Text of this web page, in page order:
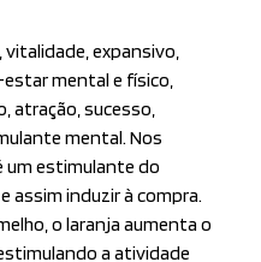
expansivo,
mental e físico,
atração, sucesso,
mental. Nos
um estimulante do
assim induzir à compra.
o laranja aumenta o
a atividade